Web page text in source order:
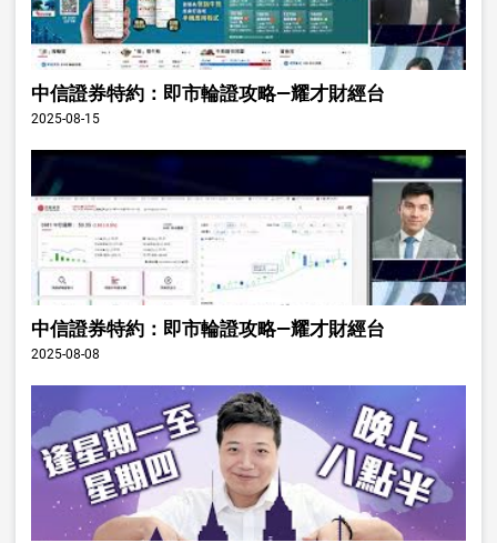
中信證券特約：即市輪證攻略—耀才財經台
2025-08-15
中信證券特約：即市輪證攻略—耀才財經台
2025-08-08